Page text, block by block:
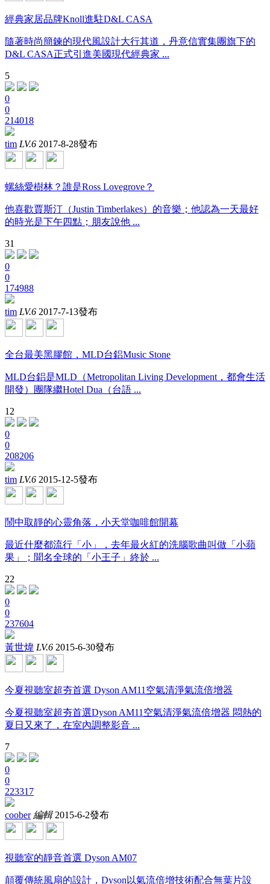
經典家居品牌Knoll進駐D&L CASA
隨著時尚簡鍊的現代風設計大行其道，丹意信實集團旗下的
D&L CASA正式引進美國現代經典家 ...
5
0
0
214018
tim LV.6 2017-8-28發布
螺絲愛樹林？誰是Ross Lovegrove？
他喜歡賈斯汀（Justin Timberlakes）的音樂；他認為一天最好
的時光是下午四點；朋友說他 ...
31
0
0
174988
tim LV.6 2017-7-13發布
全台最美黑膠館，MLD台鋁Music Stone
MLD台鋁是MLD（Metropolitan Living Development，都會生活
開發）團隊繼Hotel Dua（台語 ...
12
0
0
208206
tim LV.6 2015-12-5發布
鬧中取靜的心靈角落，小天堂咖啡館開幕
最近什麼都流行「小」，去年最火紅的洗腦歌曲叫做「小蘋
果」；聞名全球的「小王子」終於 ...
22
0
0
237604
黃世煒 LV.6 2015-6-30發布
今夏視聽室超夯首選 Dyson AM11空氣清淨氣流倍增器
今夏視聽室超夯首選Dyson AM11空氣清淨氣流倍增器 悶熱的
夏日又來了，在室內調整影音 ...
7
0
0
223317
coober 編輯 2015-6-2發布
視聽室的靜音首選 Dyson AM07
顛覆傳統風扇的設計，Dyson以氣流倍增技術配合無葉片設